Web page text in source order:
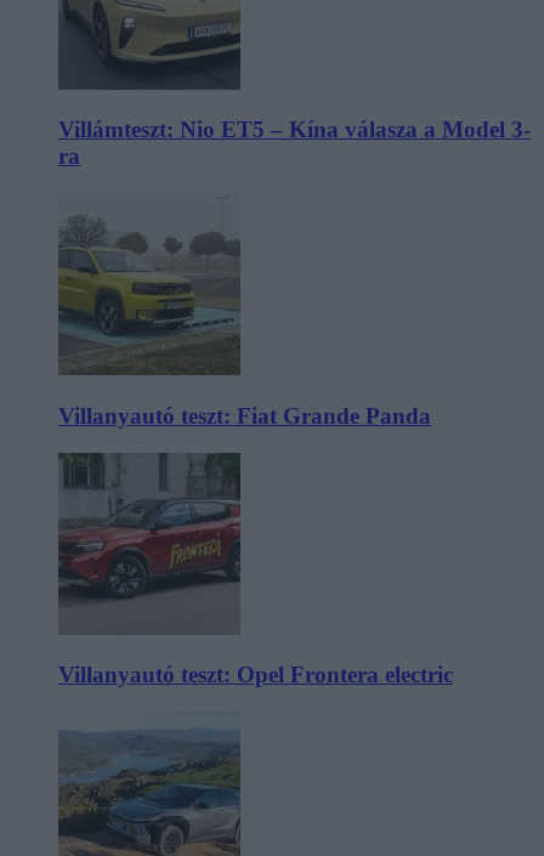
Villámteszt: Nio ET5 – Kína válasza a Model 3-
ra
Villanyautó teszt: Fiat Grande Panda
Villanyautó teszt: Opel Frontera electric